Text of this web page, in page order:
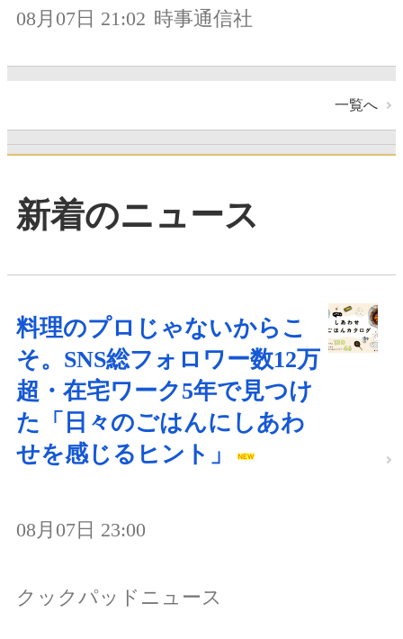
08月07日 21:02 時事通信社
一覧へ
新着のニュース
料理のプロじゃないからこ
そ。SNS総フォロワー数12万
超・在宅ワーク5年で見つけ
た「日々のごはんにしあわ
せを感じるヒント」
08月07日 23:00
クックパッドニュース